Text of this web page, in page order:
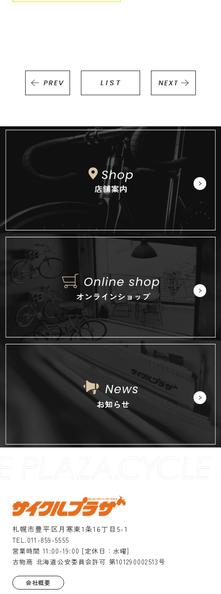
札幌市豊平区月寒東1条16丁目5-1
TEL.011-859-5555
営業時間 11:00-19:00 [定休日：水曜]
古物商 北海道公安委員会許可 第101290002513号
会社概要